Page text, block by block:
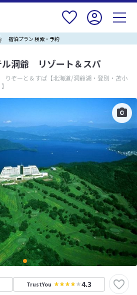
宿泊プラン 検索・予約
ル洞爺 リゾート＆スパ
りぞーと＆すぱ 【北海道/洞爺湖・登別・苫小
TrustYou 4.3